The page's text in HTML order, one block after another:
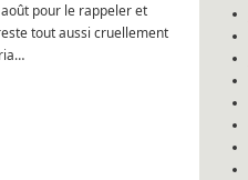
pour le rappeler et
tout aussi cruellement